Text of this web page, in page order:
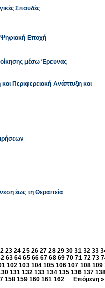
Σπουδές
Ψηφιακή Εποχή
μέσω Έρευνας
Περιφερειακή Ανάπτυξη και
έως τη Θεραπεία
23 24 25 26 27 28 29 30 31 32 33
63 64 65 66 67 68 69 70 71 72 73
102 103 104 105 106 107 108 109
131 132 133 134 135 136 137
158 159 160 161 162 Επόμενη »